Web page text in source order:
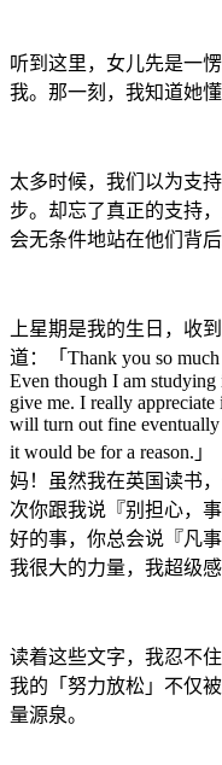
听到这里，女儿先是一
我。那一刻，我知道她懂
太多时候，我们以为支
步。却忘了真正的支持
会无条件地站在他们背后
上星期是我的生日，收
道：「Thank you so much
Even though I am
give me. I really
will turn out fine eventually
it would be for a reason.
妈！虽然我在英国读书
次你跟我说『别担心，
好的事，你总会说『凡
我很大的力量，我超级感
读着这些文字，我忍不
我的「努力放松」不仅
量源泉。